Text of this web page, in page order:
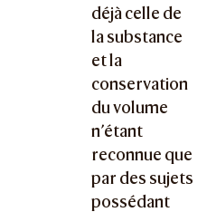
déjà celle de
la substance
et la
conservation
du volume
n’étant
reconnue que
par des sujets
possédant